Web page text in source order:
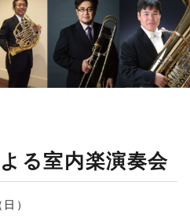
る室内楽演奏会
）